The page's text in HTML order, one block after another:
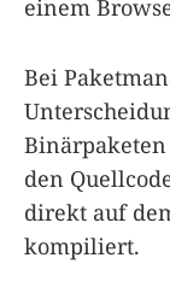
einem
Bei
den
direkt auf
kompiliert.